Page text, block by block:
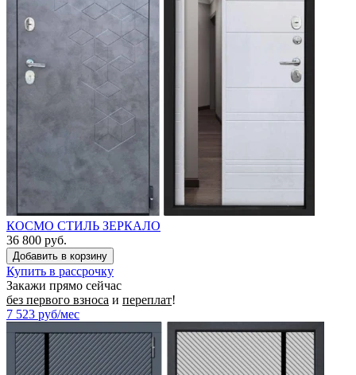
КОСМО СТИЛЬ ЗЕРКАЛО
36 800 руб.
Купить в рассрочку
Закажи прямо сейчас
без первого взноса и переплат!
7 523 руб/мес